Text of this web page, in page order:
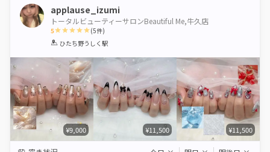
applause_izumi
トータルビューティーサロンBeautiful Me,牛久店
5
1 2 3 4 5
(5件)
ひたち野うしく駅
¥9,000 ¥11,500 ¥11,500